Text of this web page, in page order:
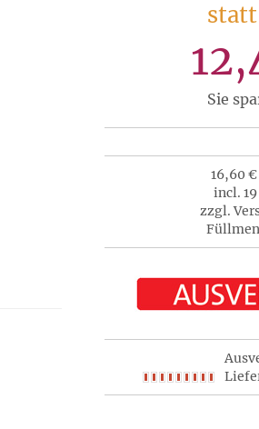
statt
Sie
16,60
incl.
zzgl.